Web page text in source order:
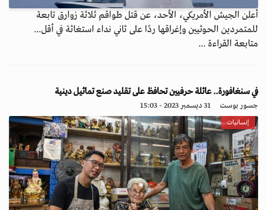
أعلن الجيش الأمريكي، الأحد، عن قتل طواقم ثلاثة زوارق تابعة
للمتمردين الحوثيين وإغراقها ردًا على ثاني نداء استغاثة في أقل...
متابعة القراءة ...
في سنغافورة.. عائلة حرفيين تحافظ على تقليد صنع تماثيل دينية
جسور بوست 31 ديسمبر 2023 - 15:03
إنسانيات